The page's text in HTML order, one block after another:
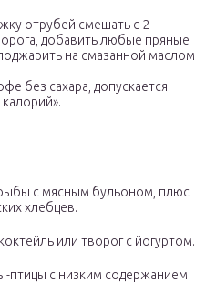
отрубей смешать с 2
добавить любые пряные
на смазанной маслом
без сахара, допускается
с мясным бульоном, плюс
хлебцев.
или творог с йогуртом.
птицы с низким содержанием